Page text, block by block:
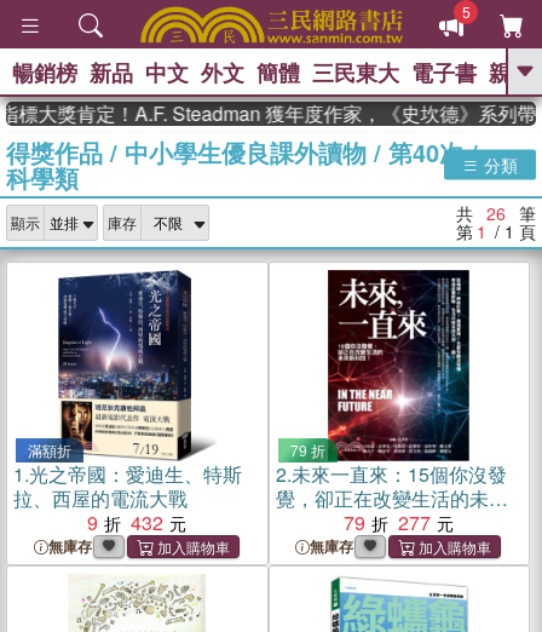
5
GO
熱搜： 東野圭吾 、 The Odyssey 、
、 如果歷史是一群喵 、 暑期
推薦 、 國際布克獎 臺灣漫遊錄 、 方
、 數學女
孩：黎曼猜想 、 偉大的迷走神經
暢銷榜 新品 中文 外文 簡體 三民東大 電子書 親子
獎肯定！A.F. Steadman 獲年度作家，《史坎德》系列帶你踏
得獎作品 / 中小學生優良課外讀物 / 第40次/
科學類 分類
顯示 庫存 共 26 筆
第 1 / 1 頁
滿額折
1.光之帝國：愛迪生、特斯
拉、西屋的電流大戰
9
432
無庫存
79 折
2.未來一直來：15個你沒發
覺，卻正在改變生活的未來
新科技！79 277
無庫存